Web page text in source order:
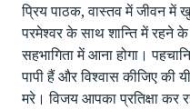
प्रिय पाठक, वास्तव में जीवन
परमेश्वर के साथ शान्ति में
सहभागिता में आना होगा।
पापी हैं और विश्वास कीजिए
मरे। विजय आपका प्रतिक्षा कर